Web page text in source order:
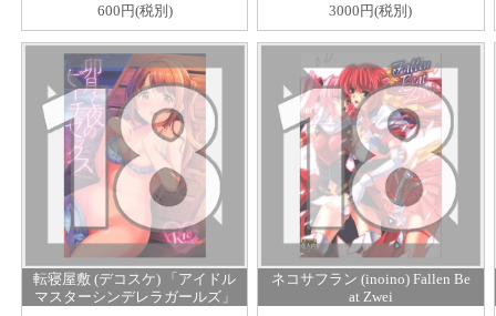
600円(税別)
3000円(税別)
転寝屋敷 (デコスケ) 「アイドル
マスターシンデレラガールズ」
ネコサフラン (inoino) Fallen Be
at Zwei